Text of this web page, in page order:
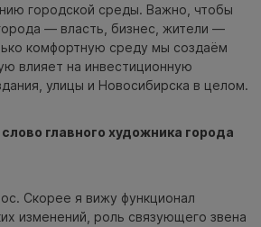
городской среды. Важно, чтобы
— власть, бизнес, жители —
комфортную среду мы создаём
влияет на инвестиционную
улицы и Новосибирска в целом.
главного художника города
Скорее я вижу функционал
изменений, роль связующего звена